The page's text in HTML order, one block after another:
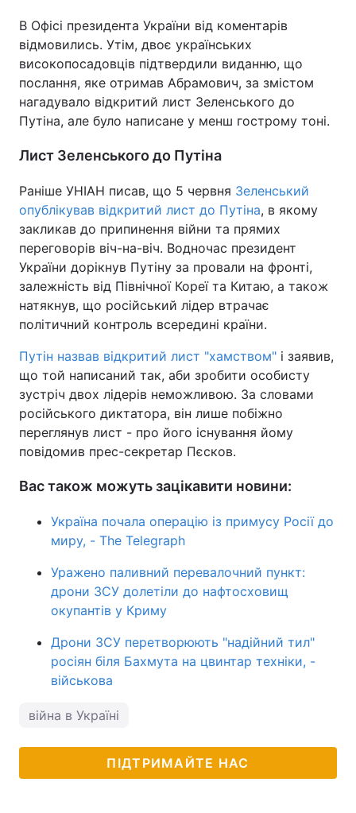
В Офісі президента України від коментарів
відмовились. Утім, двоє українських
високопосадовців підтвердили виданню, що
послання, яке отримав Абрамович, за змістом
нагадувало відкритий лист Зеленського до
Путіна, але було написане у менш гострому тоні.
Лист Зеленського до Путіна
Раніше УНІАН писав, що 5 червня Зеленський
опублікував відкритий лист до Путіна, в якому
закликав до припинення війни та прямих
переговорів віч-на-віч. Водночас президент
України дорікнув Путіну за провали на фронті,
залежність від Північної Кореї та Китаю, а також
натякнув, що російський лідер втрачає
політичний контроль всередині країни.
Путін назвав відкритий лист "хамством" і заявив,
що той написаний так, аби зробити особисту
зустріч двох лідерів неможливою. За словами
російського диктатора, він лише побіжно
переглянув лист - про його існування йому
повідомив прес-секретар Пєсков.
Вас також можуть зацікавити новини:
Україна почала операцію із примусу Росії до
миру, - The Telegraph
Уражено паливний перевалочний пункт:
дрони ЗСУ долетіли до нафтосховищ
окупантів у Криму
Дрони ЗСУ перетворюють "надійний тил"
росіян біля Бахмута на цвинтар техніки, -
військова
війна в Україні
ПІДТРИМАЙТЕ НАС